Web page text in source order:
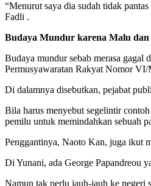
“Menurut saya dia sudah tidak
Fadli .
Budaya Mundur karena Malu dan
Budaya mundur sebab merasa
Permusyawaratan Rakyat Nomor
Di dalamnya disebutkan, pejabat
Bila harus menyebut segelintir
pemilu untuk memindahkan sebuah
Penggantinya, Naoto Kan, juga ikut
Di Yunani, ada George Papandreou
Namun tak perlu jauh-jauh ke negeri